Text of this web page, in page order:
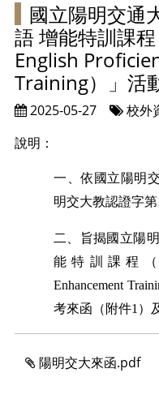
國立陽明交通
語 增能特訓課
English
Training）」活
2025-05-27 校外
說明：
一、依 國立陽明
明交大教認證字第
二、旨揭國立陽
能特訓課程（
Enhancement
考來函 （ 附件1 ）
陽明交大來函.pdf